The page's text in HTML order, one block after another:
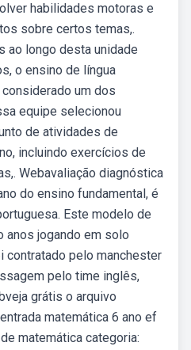
habilidades motoras e
sobre certos temas,.
ao longo desta unidade
o ensino de língua
um dos
equipe selecionou
de atividades de
incluindo exercícios de
Webavaliação diagnóstica
do ensino fundamental, é
Este modelo de
anos jogando em solo
contratado pelo manchester
pelo time inglês,
grátis o arquivo
matemática 6 ano ef
matemática categoria: